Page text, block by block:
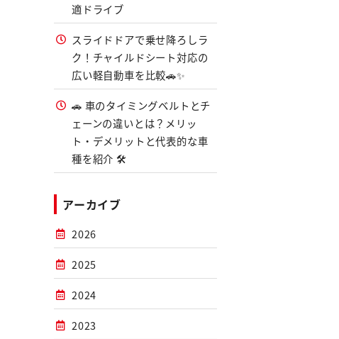
適ドライブ
スライドドアで乗せ降ろしラ
ク！チャイルドシート対応の
広い軽自動車を比較🚗✨
🚗 車のタイミングベルトとチ
ェーンの違いとは？メリッ
ト・デメリットと代表的な車
種を紹介 🛠️
アーカイブ
2026
2025
2024
2023